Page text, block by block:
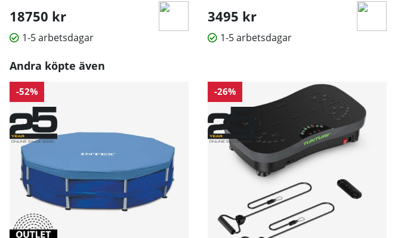
18750 kr
1-5 arbetsdagar
3495 kr
1-5 arbetsdagar
Andra köpte även
-52% -26%